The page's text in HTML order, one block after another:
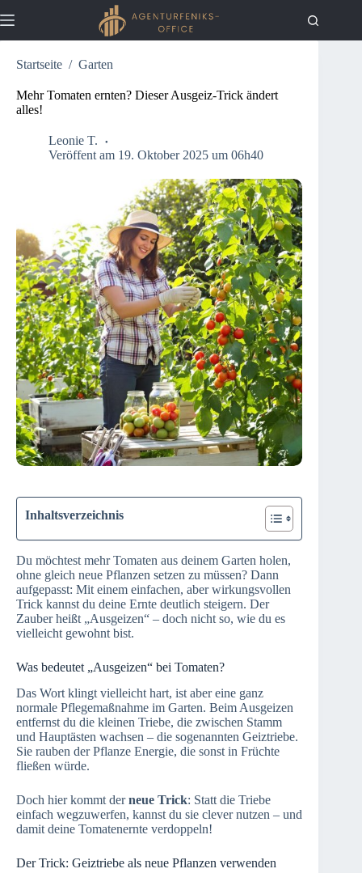
Inhalt
Keine
Aktuelles
Garten
Startseite / Garten
Mehr Tomaten ernten? Dieser Ausgeiz-Trick ändert
alles!
Leonie T.
Veröffent am 19. Oktober 2025 um 06h40
Inhaltsverzeichnis
Du möchtest mehr Tomaten aus deinem Garten holen,
ohne gleich neue Pflanzen setzen zu müssen? Dann
aufgepasst: Mit einem einfachen, aber wirkungsvollen
Trick kannst du deine Ernte deutlich steigern. Der
Zauber heißt „Ausgeizen“ – doch nicht so, wie du es
vielleicht gewohnt bist.
Was bedeutet „Ausgeizen“ bei Tomaten?
Das Wort klingt vielleicht hart, ist aber eine ganz
normale Pflegemaßnahme im Garten. Beim Ausgeizen
entfernst du die kleinen Triebe, die zwischen Stamm
und Hauptästen wachsen – die sogenannten Geiztriebe.
Sie rauben der Pflanze Energie, die sonst in Früchte
fließen würde.
Doch hier kommt derneue Trick: Statt die Triebe
einfach wegzuwerfen, kannst du sie clever nutzen – und
damit deine Tomatenernte verdoppeln!
Der Trick: Geiztriebe als neue Pflanzen verwenden